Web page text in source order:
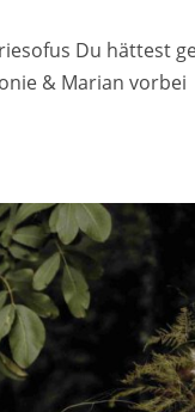
Du hättest
& Marian vorbei